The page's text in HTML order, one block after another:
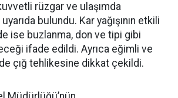
kuvvetli rüzgar ve ulaşımda
bulundu. Kar yağışının etkili
ise buzlanma, don ve tipi gibi
ifade edildi. Ayrıca eğimli ve
çığ tehlikesine dikkat çekildi.